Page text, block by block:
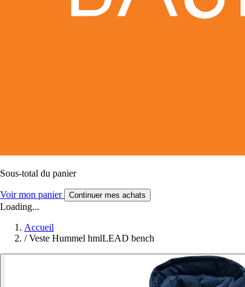
Sous-total du panier
Voir mon panier Continuer mes achats
Loading...
Accueil
/ Veste Hummel hmlLEAD bench